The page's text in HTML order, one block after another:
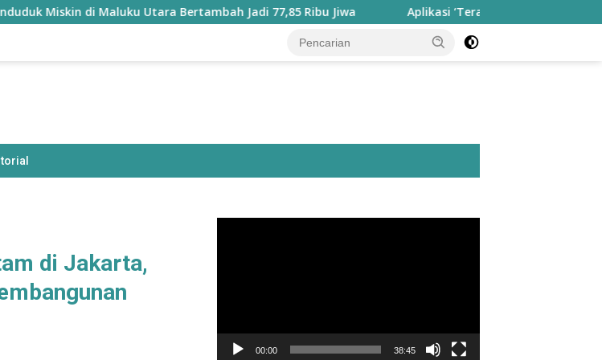
di Maluku Utara Bertambah Jadi 77,85 Ribu Jiwa Aplikasi ‘Teras Pendidikan’ Disiapkan untuk
di Jakarta,
00:00 38:45